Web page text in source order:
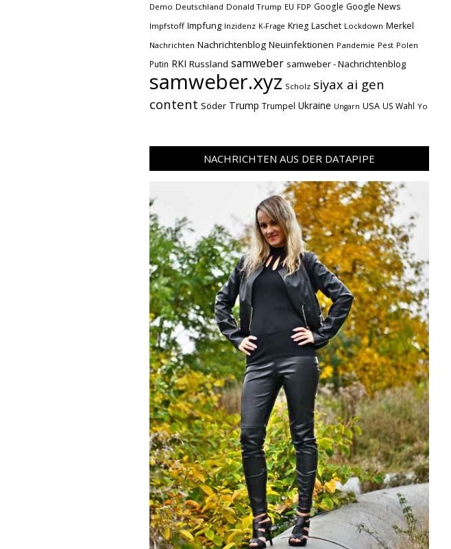
Demo Deutschland Donald Trump EU FDP Google Google News
Impfstoff Impfung Inzidenz K-Frage Krieg Laschet Lockdown Merkel
Nachrichten Nachrichtenblog Neuinfektionen Pandemie Pest Polen
Putin RKI Russland samweber samweber - Nachrichtenblog
samweber.xyz Scholz siyax ai gen
content Söder Trump Trumpel Ukraine Ungarn USA US Wahl Yo
NACHRICHTEN AUS DER DATAPIPE